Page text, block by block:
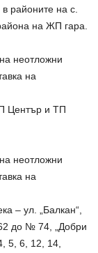
в районите на с.
на ЖП гара.
неотложни
на
Център и ТП
неотложни
на
– ул. „Балкан“,
до № 74, „Добри
5, 6, 12, 14,